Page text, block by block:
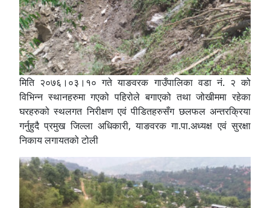
मिति २०७६।०३।१० गते याङवरक गाउँपालिका वडा नं. २ को
विभिन्न स्थानहरुमा गएको पहिरोले बगाएको तथा जोखीममा रहेका
घरहरुको स्थलगत निरीक्षण एवं पीडितहरुसँग छलफल अन्तरक्रिया
गर्नुहुदै प्रमुख जिल्ला अधिकारी, याङवरक गा.पा.अध्यक्ष एवं सुरक्षा
निकाय लगायतको टोली